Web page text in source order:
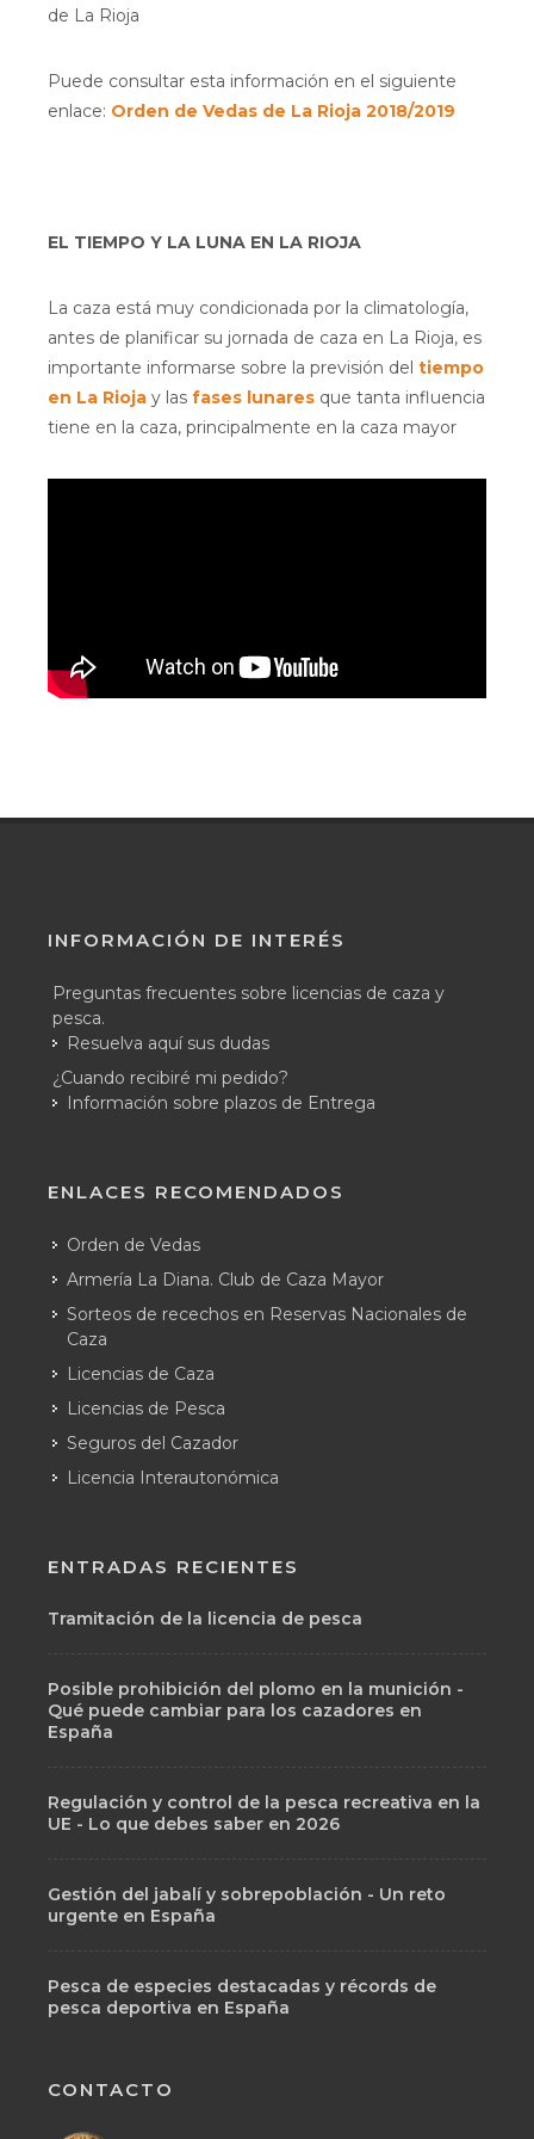
de La Rioja
Puede consultar esta información en el siguiente
enlace: Orden de Vedas de La Rioja 2018/2019
EL TIEMPO Y LA LUNA EN LA RIOJA
La caza está muy condicionada por la climatología,
antes de planificar su jornada de caza en La Rioja, es
importante informarse sobre la previsión del tiempo
en La Rioja y las fases lunares que tanta influencia
tiene en la caza, principalmente en la caza mayor
INFORMACIÓN DE INTERÉS
Preguntas frecuentes sobre licencias de caza y
pesca.
Resuelva aquí sus dudas
¿Cuando recibiré mi pedido?
Información sobre plazos de Entrega
ENLACES RECOMENDADOS
Orden de Vedas
Armería La Diana. Club de Caza Mayor
Sorteos de recechos en Reservas Nacionales de
Caza
Licencias de Caza
Licencias de Pesca
Seguros del Cazador
Licencia Interautonómica
ENTRADAS RECIENTES
Tramitación de la licencia de pesca
Posible prohibición del plomo en la munición -
Qué puede cambiar para los cazadores en
España
Regulación y control de la pesca recreativa en la
UE - Lo que debes saber en 2026
Gestión del jabalí y sobrepoblación - Un reto
urgente en España
Pesca de especies destacadas y récords de
pesca deportiva en España
CONTACTO